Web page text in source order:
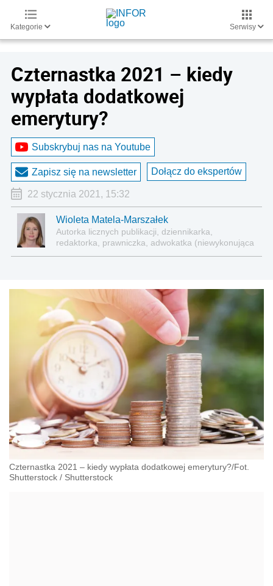
Kategorie Serwisy
Czternastka 2021 – kiedy
wypłata dodatkowej
emerytury?
Subskrybuj nas na Youtube
Zapisz się na newsletter Dołącz do ekspertów
22 stycznia 2021, 15:32
Wioleta Matela-Marszałek
Autorka licznych publikacji, dziennikarka,
redaktorka, prawniczka, adwokatka (niewykonująca
Czternastka 2021 – kiedy wypłata dodatkowej emerytury?/Fot.
Shutterstock / Shutterstock